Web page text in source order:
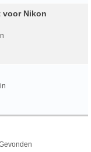
voor Nikon